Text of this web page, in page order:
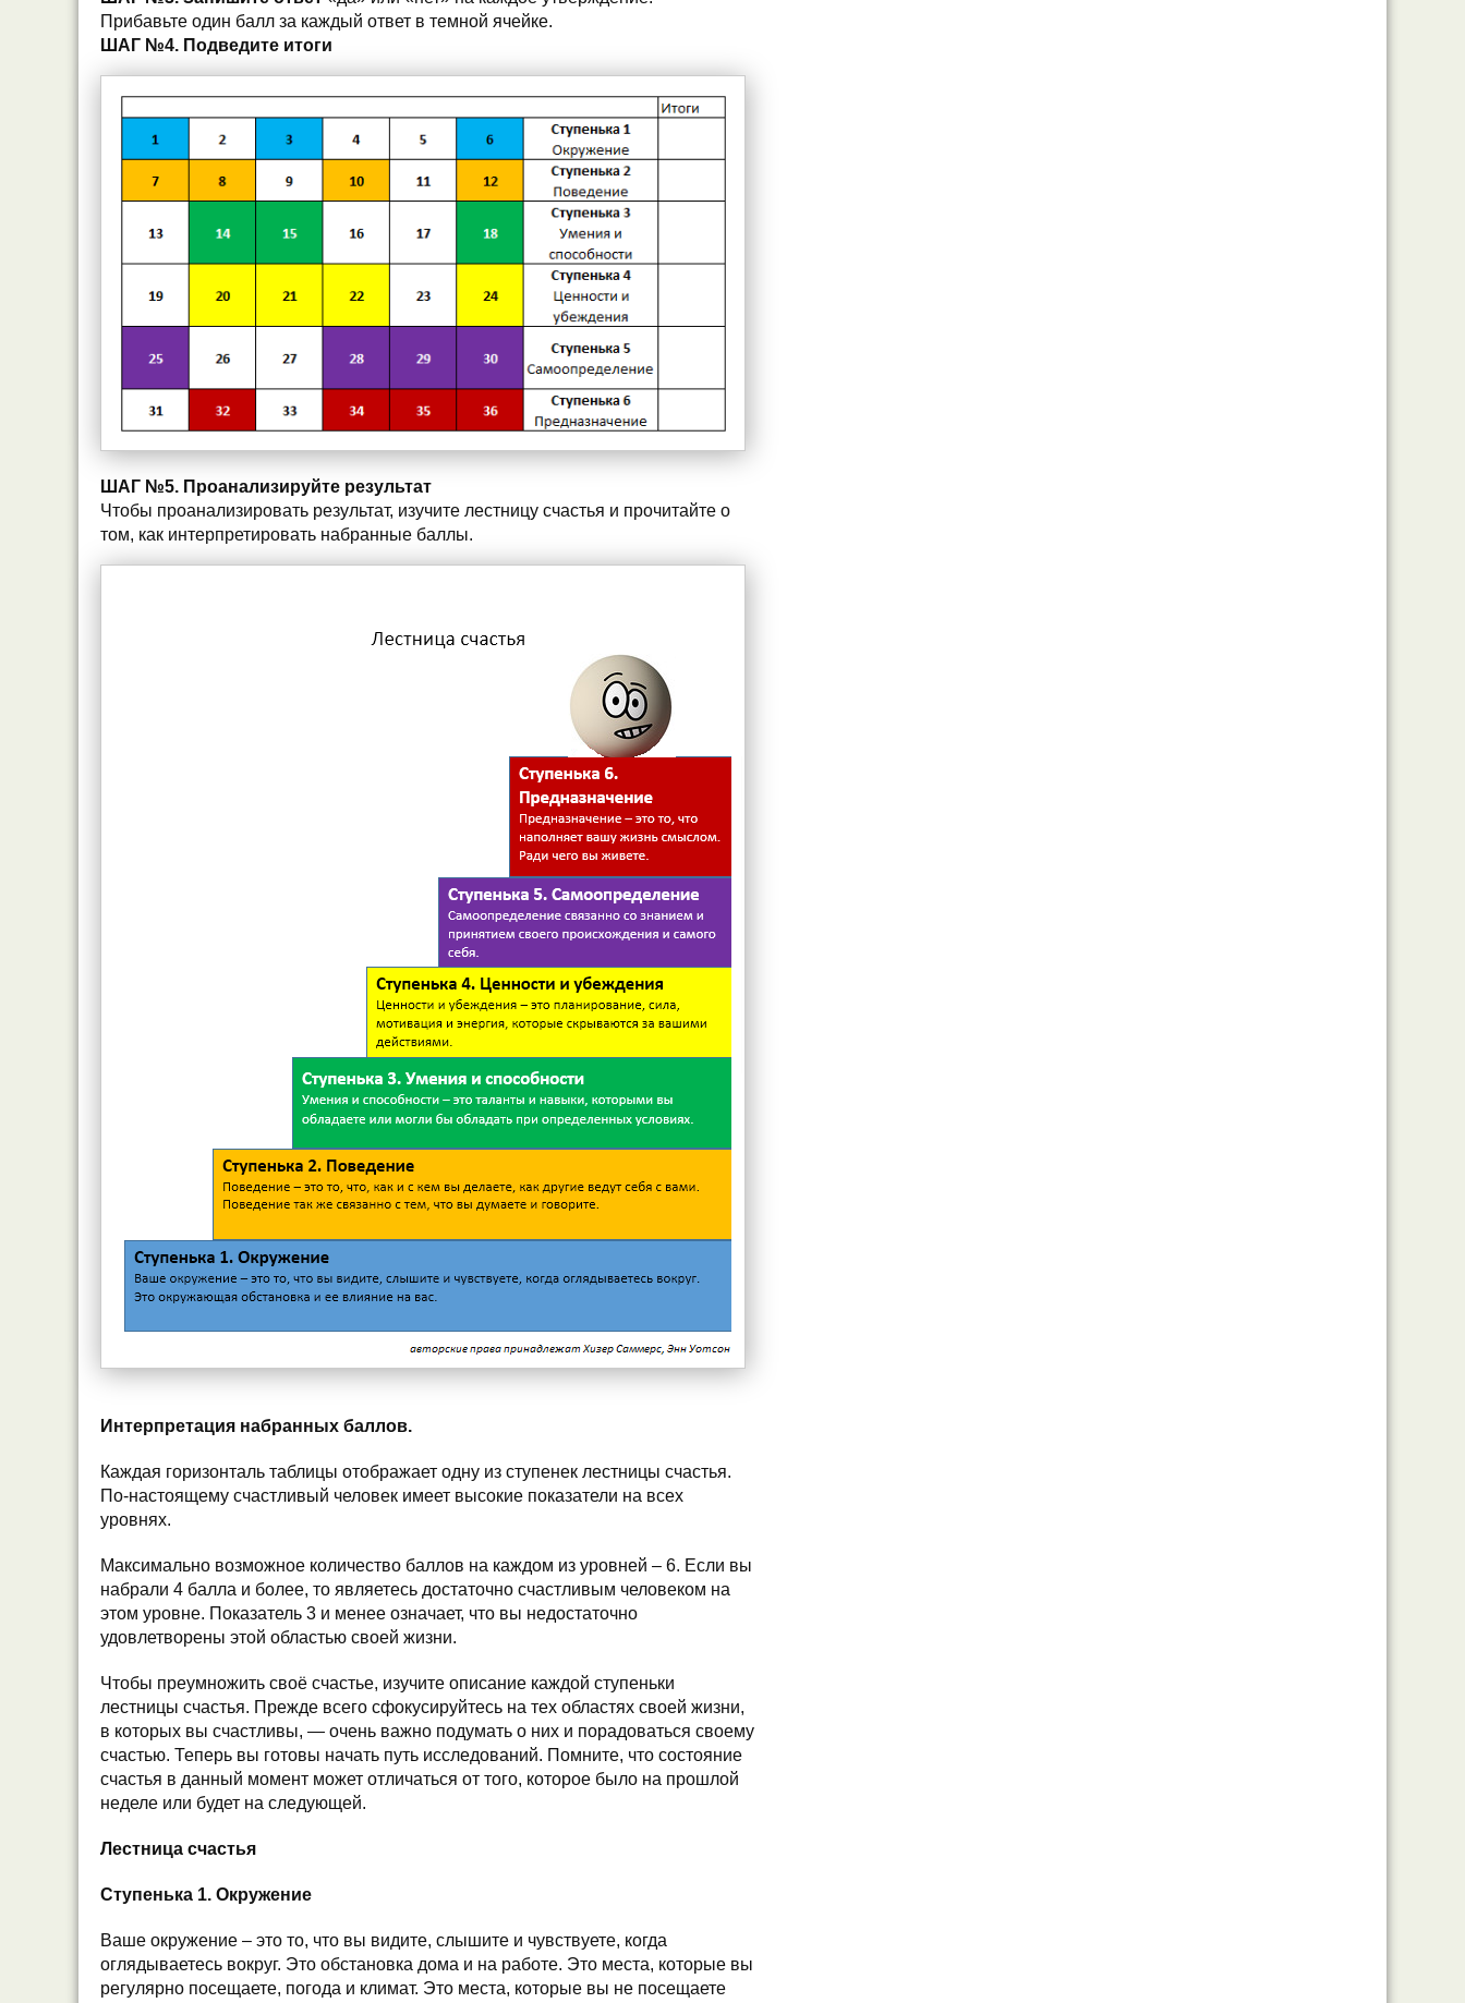
Прибавьте один балл за каждый ответ в темной ячейке.
ШАГ №4. Подведите итоги
ШАГ №5. Проанализируйте результат
Чтобы проанализировать результат, изучите лестницу счастья и прочитайте о
том, как интерпретировать набранные баллы.
Интерпретация набранных баллов.
Каждая горизонталь таблицы отображает одну из ступенек лестницы счастья.
По-настоящему счастливый человек имеет высокие показатели на всех
уровнях.
Максимально возможное количество баллов на каждом из уровней – 6. Если вы
набрали 4 балла и более, то являетесь достаточно счастливым человеком на
этом уровне. Показатель 3 и менее означает, что вы недостаточно
удовлетворены этой областью своей жизни.
Чтобы преумножить своё счастье, изучите описание каждой ступеньки
лестницы счастья. Прежде всего сфокусируйтесь на тех областях своей жизни,
в которых вы счастливы, — очень важно подумать о них и порадоваться своему
счастью. Теперь вы готовы начать путь исследований. Помните, что состояние
счастья в данный момент может отличаться от того, которое было на прошлой
неделе или будет на следующей.
Лестница счастья
Ступенька 1. Окружение
Ваше окружение – это то, что вы видите, слышите и чувствуете, когда
оглядываетесь вокруг. Это обстановка дома и на работе. Это места, которые вы
регулярно посещаете, погода и климат. Это места, которые вы не посещаете